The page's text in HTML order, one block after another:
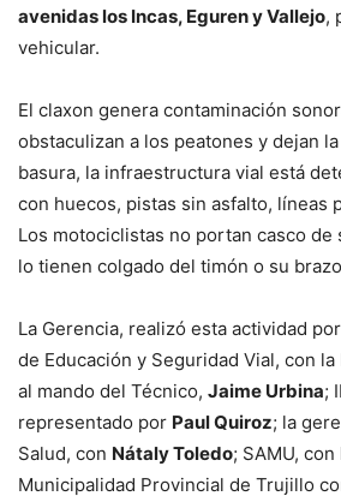
avenidas los Incas, Eguren y Vallejo,
vehicular.
El claxon genera contaminación
obstaculizan a los peatones y dejan
basura, la infraestructura vial está
con huecos, pistas sin asfalto, líneas
Los motociclistas no portan casco de
lo tienen colgado del timón o su
La Gerencia, realizó esta actividad
de Educación y Seguridad Vial, con
al mando del Técnico, Jaime Urbina;
representado por Paul Quiroz; la
Salud, con Nátaly Toledo; SAMU, con
Municipalidad Provincial de Trujillo